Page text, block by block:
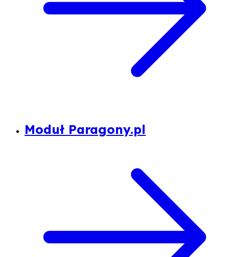
Moduł Paragony.pl